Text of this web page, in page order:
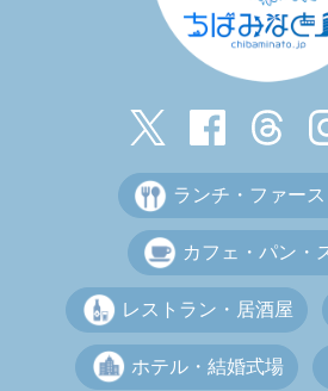
ランチ・ファー
カフェ・パン・
レストラン・居酒屋
ホテル・結婚式場